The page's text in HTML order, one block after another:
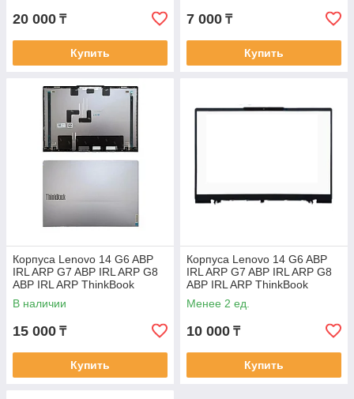
20 000 ₸
Купить
7 000 ₸
Купить
Корпуса Lenovo 14 G6 ABP
IRL ARP G7 ABP IRL ARP G8
ABP IRL ARP ThinkBook
корпус A часть крышка
матрицы
В наличии
15 000 ₸
Купить
Корпуса Lenovo 14 G6 ABP
IRL ARP G7 ABP IRL ARP G8
ABP IRL ARP ThinkBook
корпус B часть рамка
матрицы
Менее 2 ед.
10 000 ₸
Купить